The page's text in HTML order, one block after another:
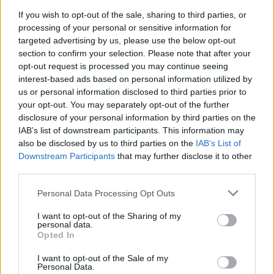
If you wish to opt-out of the sale, sharing to third parties, or
processing of your personal or sensitive information for
targeted advertising by us, please use the below opt-out
section to confirm your selection. Please note that after your
opt-out request is processed you may continue seeing
interest-based ads based on personal information utilized by
us or personal information disclosed to third parties prior to
your opt-out. You may separately opt-out of the further
disclosure of your personal information by third parties on the
IAB’s list of downstream participants. This information may
also be disclosed by us to third parties on the IAB’s List of
Downstream Participants that may further disclose it to other
Personal Data Processing Opt Outs
I want to opt-out of the Sharing of my
personal data.
Opted In
I want to opt-out of the Sale of my
Personal Data.
Susiję straipsniai
Iš Turkijos kariuomenės
pašalinti karininkai, davę
ištikimybės priesaiką šalies
įkūrėjui Atatürkui
„The
įvardijo,